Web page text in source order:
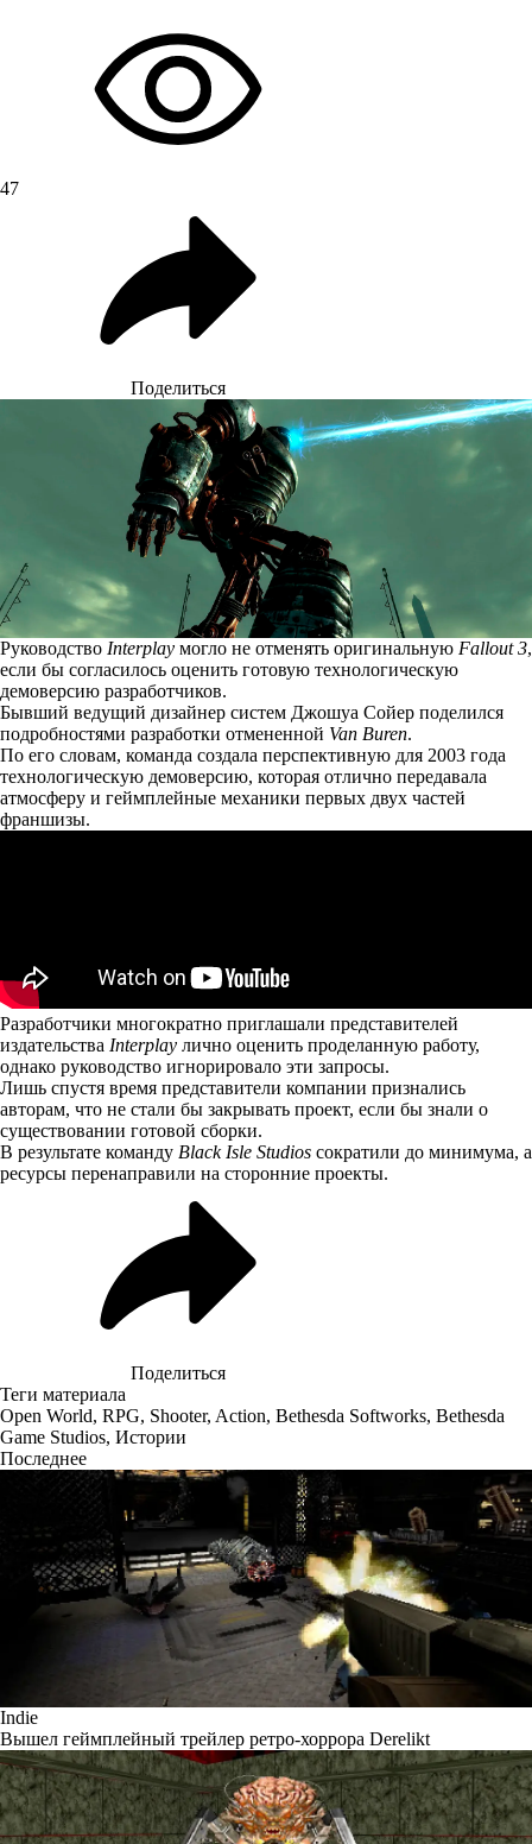
47
Поделиться
Руководство Interplay могло не отменять оригинальную Fallout 3,
если бы согласилось оценить готовую технологическую
демоверсию разработчиков.
Бывший ведущий дизайнер систем Джошуа Сойер поделился
подробностями разработки отмененной Van Buren.
По его словам, команда создала перспективную для 2003 года
технологическую демоверсию, которая отлично передавала
атмосферу и геймплейные механики первых двух частей
франшизы.
Разработчики многократно приглашали представителей
издательства Interplay лично оценить проделанную работу,
однако руководство игнорировало эти запросы.
Лишь спустя время представители компании признались
авторам, что не стали бы закрывать проект, если бы знали о
существовании готовой сборки.
В результате команду Black Isle Studios сократили до минимума, а
ресурсы перенаправили на сторонние проекты.
Поделиться
Теги материала
Open World, RPG, Shooter, Action, Bethesda Softworks, Bethesda
Game Studios, Истории
Последнее
Indie
Вышел геймплейный трейлер ретро-хоррора Derelikt